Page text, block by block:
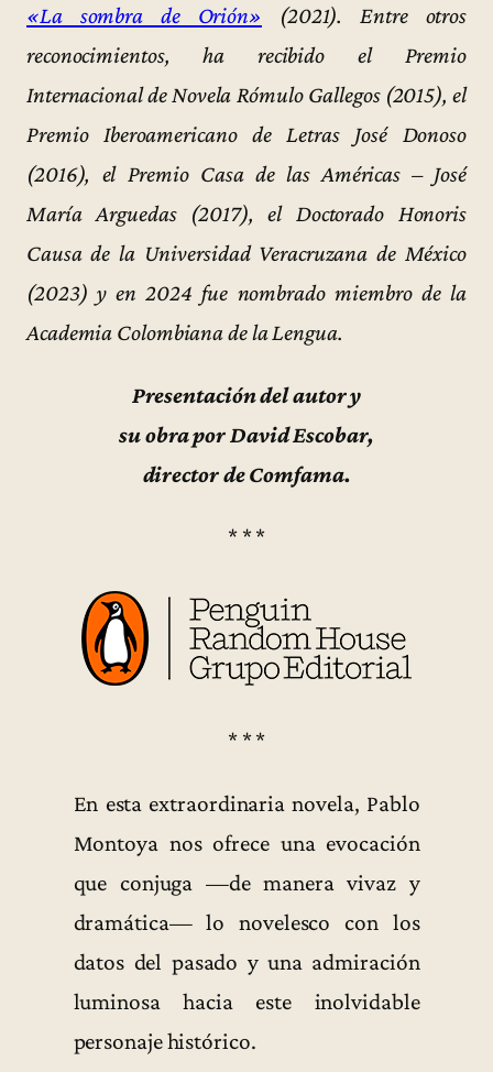
«La sombra de Orión» (2021). Entre otros
reconocimientos, ha recibido el Premio
Internacional de Novela Rómulo Gallegos (2015), el
Premio Iberoamericano de Letras José Donoso
(2016), el Premio Casa de las Américas – José
María Arguedas (2017), el Doctorado Honoris
Causa de la Universidad Veracruzana de México
(2023) y en 2024 fue nombrado miembro de la
Academia Colombiana de la Lengua.
Presentación del autor y
su obra por David Escobar,
director de Comfama.
* * *
* * *
En esta extraordinaria novela, Pablo
Montoya nos ofrece una evocación
que conjuga —de manera vivaz y
dramática— lo novelesco con los
datos del pasado y una admiración
luminosa hacia este inolvidable
personaje histórico.